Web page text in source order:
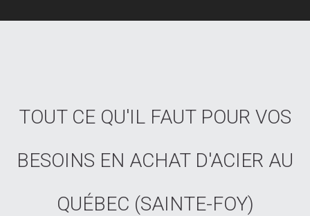
TOUT CE QU'IL FAUT POUR VOS
BESOINS EN ACHAT D'ACIER AU
QUÉBEC (SAINTE-FOY)